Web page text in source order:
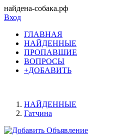
найдена-собака.рф
Вход
ГЛАВНАЯ
НАЙДЕННЫЕ
ПРОПАВШИЕ
ВОПРОСЫ
+ДОБАВИТЬ
НАЙДЕННЫЕ
Гатчина